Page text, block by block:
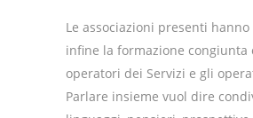
Le associazioni presenti
infine la formazione congiunta
operatori dei Servizi e gli
Parlare insieme vuol dire